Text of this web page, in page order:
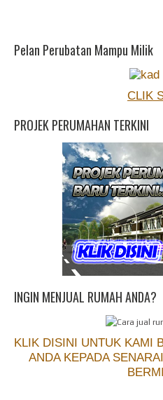
Pelan Perubatan Mampu Milik
CLIK
PROJEK PERUMAHAN TERKINI
INGIN MENJUAL RUMAH ANDA?
KLIK DISINI UNTUK KAMI
ANDA KEPADA